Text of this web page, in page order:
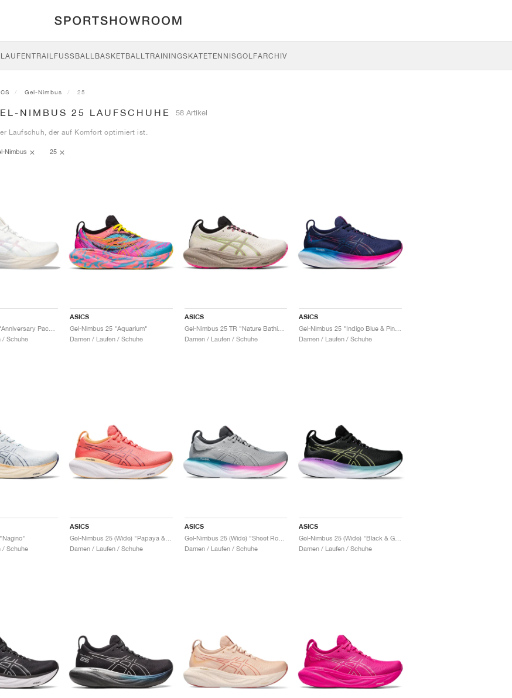
LAUFENTRAILFUSSBALL BASKETBALLTRAININGSKATETENNISGOLFARCHIV
Gel-Nimbus 25
NIMBUS 25 LAUFSCHUHE 58 Artikel
Laufschuh, der auf Komfort optimiert ist.
Nimbus 25
/ Schuhe
ASICS
Gel-Nimbus 25 "Aquarium"
Damen / Laufen / Schuhe
ASICS
Gel-Nimbus 25 TR "Nature Bathing & Lime Green"
Damen / Laufen / Schuhe
ASICS
Damen / Laufen / Schuhe
/ Schuhe
ASICS
Damen / Laufen / Schuhe
ASICS
Gel-Nimbus 25 (Wide) "Sheet Rock & Pink Rave"
Damen / Laufen / Schuhe
ASICS
Damen / Laufen / Schuhe